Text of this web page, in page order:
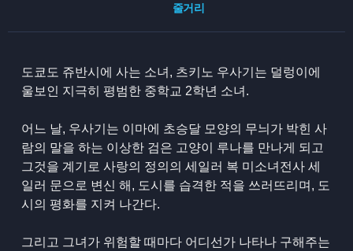
줄거리
도쿄도 쥬반시에 사는 소녀, 츠키노 우사기는 덜렁이에
울보인 지극히 평범한 중학교 2학년 소녀.
어느 날, 우사기는 이마에 초승달 모양의 무늬가 박힌 사
람의 말을 하는 이상한 검은 고양이 루나를 만나게 되고
그것을 계기로 사랑의 정의의 세일러 복 미소녀전사 세
일러 문으로 변신 해, 도시를 습격한 적을 쓰러뜨리며, 도
시의 평화를 지켜 나간다.
그리고 그녀가 위험할 때마다 어디선가 나타나 구해주는